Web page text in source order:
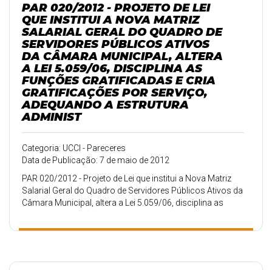
PAR 020/2012 - PROJETO DE LEI
QUE INSTITUI A NOVA MATRIZ
SALARIAL GERAL DO QUADRO DE
SERVIDORES PÚBLICOS ATIVOS
DA CÂMARA MUNICIPAL, ALTERA
A LEI 5.059/06, DISCIPLINA AS
FUNÇÕES GRATIFICADAS E CRIA
GRATIFICAÇÕES POR SERVIÇO,
ADEQUANDO A ESTRUTURA
ADMINIST
Categoria: UCCI - Pareceres
Data de Publicação: 7 de maio de 2012
PAR 020/2012 - Projeto de Lei que institui a Nova Matriz
Salarial Geral do Quadro de Servidores Públicos Ativos da
Câmara Municipal, altera a Lei 5.059/06, disciplina as
adequando a estrutura administrativa do Poder